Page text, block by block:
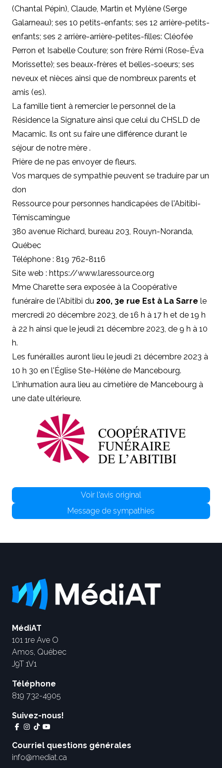
(Chantal Pépin), Claude, Martin et Mylène (Serge
Galarneau); ses 10 petits-enfants; ses 12 arrière-petits-
enfants; ses 2 arrière-arrière-petites-filles: Cléofée
Perron et Isabelle Couture; son frère Rémi (Rose-Éva
Morissette); ses beaux-frères et belles-soeurs; ses
neveux et nièces ainsi que de nombreux parents et
amis (es).
La famille tient à remercier le personnel de la
Résidence la Signature ainsi que celui du CHSLD de
Macamic. Ils ont su faire une différence durant le
séjour de notre mère .
Prière de ne pas envoyer de fleurs.
Vos marques de sympathie peuvent se traduire par un
don
Ressource pour personnes handicapées de l'Abitibi-
Témiscamingue
380 avenue Richard, bureau 203, Rouyn-Noranda,
Québec
Téléphone : 819 762-8116
Site web : https://www.laressource.org
Mme Charette sera exposée à la Coopérative
funéraire de l'Abitibi du 200, 3e rue Est à La Sarre le
mercredi 20 décembre 2023, de 16 h à 17 h et de 19 h
à 22 h ainsi que le jeudi 21 décembre 2023, de 9 h à 10
h.
Les funérailles auront lieu le jeudi 21 décembre 2023 à
10 h 30 en l'Église Ste-Hélène de Mancebourg.
L'inhumation aura lieu au cimetière de Mancebourg à
une date ultérieure.
Voir l'avis original
Message de sympathies
MédiAT
101 1re Ave O
Amos, Québec
J9T 1V1
Téléphone
819 732-4905
Suivez-nous!
Courriel questions générales
info@mediat.ca